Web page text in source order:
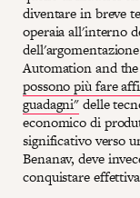
diventare in breve
operaia all'interno
Automation and
possono più fare
guadagni"delle
economico di
significativo verso
Benanav, deve
conquistare